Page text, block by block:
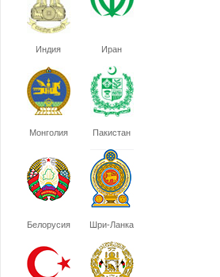
Индия Иран
Монголия Пакистан
Белорусия Шри-Ланка